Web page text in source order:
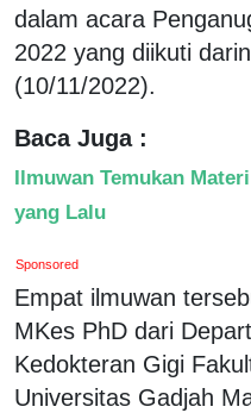
dalam acara
2022 yang diikuti
(10/11/2022).
Baca Juga :
Ilmuwan Temukan
yang Lalu
Sponsored
Empat ilmuwan
MKes PhD dari
Kedokteran Gigi
Universitas Gadjah